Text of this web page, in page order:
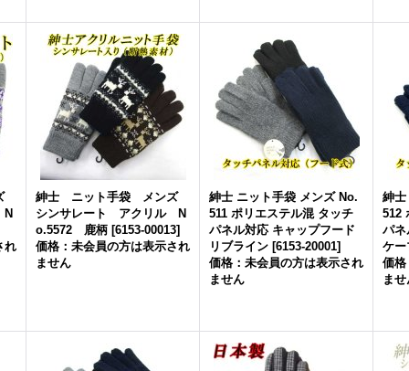
れ
紳士 ニット手袋 メンズ
シンサレート アクリル N
o.5572 鹿柄 [6153-00013]
価格：未会員の方は表示され
ません
紳士 ニット手袋 メンズ No.
511 ポリエステル混 タッチ
パネル対応 キャップフード
リブライン [6153-20001]
価格：未会員の方は表示され
ません
紳
512
パネ
ケー
価格
ま